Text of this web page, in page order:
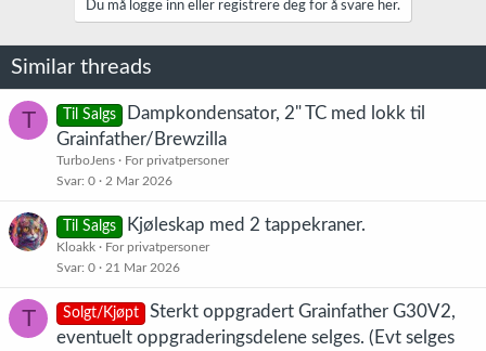
Du må logge inn eller registrere deg for å svare her.
Similar threads
T Til Salgs
Dampkondensator, 2" TC med lokk til
Grainfather/Brewzilla
TurboJens
For privatpersoner
Svar 0 2 Mar 2026
Til Salgs Kjøleskap med 2 tappekraner.
Kloakk
For privatpersoner
Svar 0 21 Mar 2026
T Solgt/Kjøpt
Sterkt oppgradert Grainfather G30V2,
eventuelt oppgraderingsdelene selges. (Evt selges